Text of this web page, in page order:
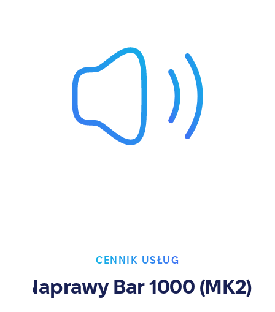
CENNIK USŁUG
Naprawy Bar 1000 (MK2)